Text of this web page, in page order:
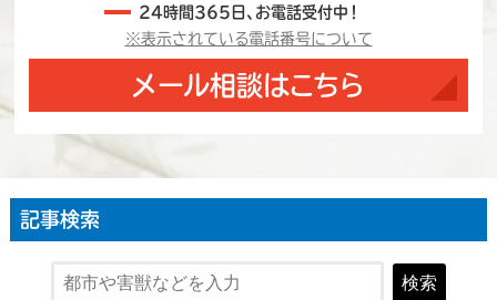
24時間365日、お電話受付中！
※表示されている電話番号について
メール相談はこちら
記事検索
検索